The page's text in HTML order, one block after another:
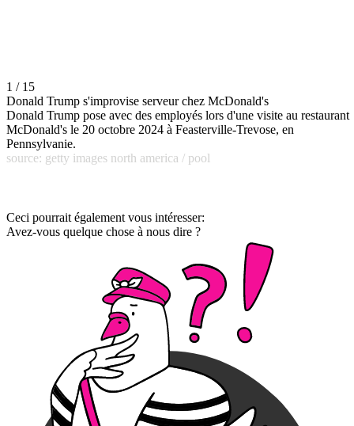
1 / 15
Donald Trump s'improvise serveur chez McDonald's
Donald Trump pose avec des employés lors d'une visite au restaurant
McDonald's le 20 octobre 2024 à Feasterville-Trevose, en
Pennsylvanie.
source: getty images north america / pool
Ceci pourrait également vous intéresser:
Avez-vous quelque chose à nous dire ?